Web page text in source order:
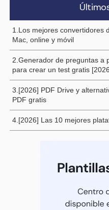
1.Los mejores convertidores
Mac, online y móvil
2.Generador de preguntas a
para crear un test gratis
3.[2026] PDF Drive y
PDF gratis
4.[2026] Las 10 mejores